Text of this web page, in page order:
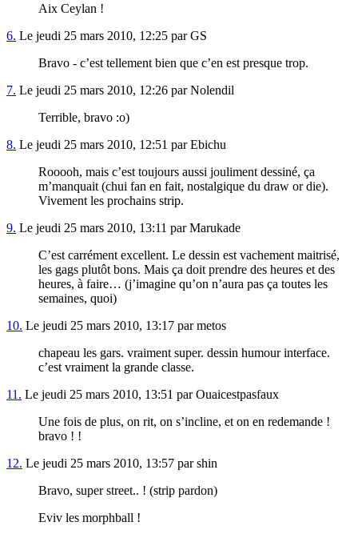
Aix Ceylan !
6. Le jeudi 25 mars 2010, 12:25 par GS
Bravo - c’est tellement bien que c’en est presque trop.
7. Le jeudi 25 mars 2010, 12:26 par Nolendil
Terrible, bravo :o)
8. Le jeudi 25 mars 2010, 12:51 par Ebichu
Rooooh, mais c’est toujours aussi jouliment dessiné, ça
m’manquait (chui fan en fait, nostalgique du draw or die).
Vivement les prochains strip.
9. Le jeudi 25 mars 2010, 13:11 par Marukade
C’est carrément excellent. Le dessin est vachement maitrisé,
les gags plutôt bons. Mais ça doit prendre des heures et des
heures, à faire… (j’imagine qu’on n’aura pas ça toutes les
semaines, quoi)
10. Le jeudi 25 mars 2010, 13:17 par metos
chapeau les gars. vraiment super. dessin humour interface.
c’est vraiment la grande classe.
11. Le jeudi 25 mars 2010, 13:51 par Ouaicestpasfaux
Une fois de plus, on rit, on s’incline, et on en redemande !
bravo ! !
12. Le jeudi 25 mars 2010, 13:57 par shin
Bravo, super street.. ! (strip pardon)
Eviv les morphball !